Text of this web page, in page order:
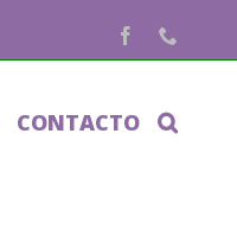
Facebook
CONTACTO